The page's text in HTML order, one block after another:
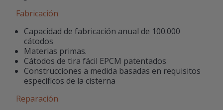
Fabricación
Capacidad de fabricación anual de 100.000
cátodos
Materias primas.
Cátodos de tira fácil EPCM patentados
Construcciones a medida basadas en requisitos
específicos de la cisterna
Reparación